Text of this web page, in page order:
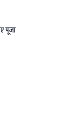
पूजा